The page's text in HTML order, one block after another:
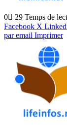
0
29 Temps de
Facebook X
par email Imprimer